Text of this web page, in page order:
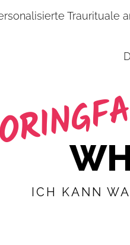
Traurituale
ICH KANN